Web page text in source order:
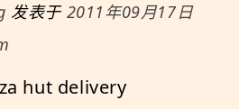
发表于 2011年09月17日
hut delivery